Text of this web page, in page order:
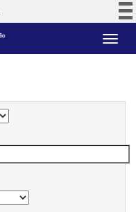
Serviços